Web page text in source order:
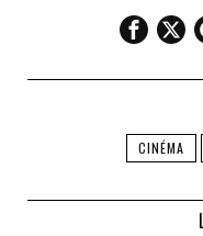
CINÉMA